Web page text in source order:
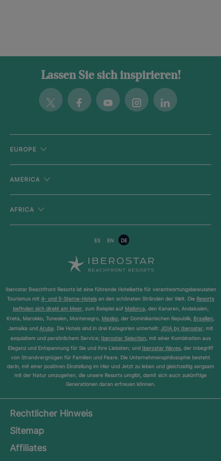
Lassen Sie sich inspirieren!
Twitter FacebookYoutubeInstagramLinkedin
EUROPE
AMERICA
AFRICA
ES EN DE
Iberostar Beachfront Resorts ist eine führende Hotelkette für verantwortungsbewussten
Tourismus mit 4- und 5-Sterne-Hotels an den schönsten Stränden der Welt. Die Resorts
befinden sich direkt am Meer, zum Beispiel auf Mallorca, den Kanaren, Andalusien,
Kreta, Marokko, Tunesien, Montenegro, Mexiko, der Dominikanischen Republik, Brasilien,
Jamaika und Aruba. Die Hotels sind in drei Kategorien unterteilt: JOIA by Iberostar, mit
exquisitem und persönlichem Service; Iberostar Selection, mit einer Kombination aus
Eleganz und Entspannung für Sie und Ihre Liebsten; und Iberostar Waves, der Inbegriff
von Strandvergnügen für Familien und Paare. Die Unternehmensphilosophie besteht
darin, mit einer positiven Einstellung im Hier und Jetzt zu leben und gleichzeitig sorgsam
mit der Natur umzugehen, die unsere Resorts umgibt, damit sich auch zukünftige
Generationen daran erfreuen können.
Rechtlicher Hinweis
Sitemap
Affiliates